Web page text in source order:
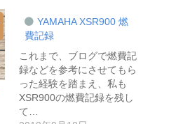
YAMAHA XSR900 燃
費記録
これまで、ブログで燃費記
録などを参考にさせてもら
った経験を踏まえ、私も
XSR900の燃費記録を残し
て…